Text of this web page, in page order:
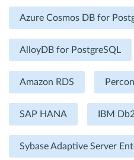
Azure Cosmos DB for
AlloyDB for PostgreSQL
Amazon RDS
SAP HANA IBM
Sybase Adaptive Server